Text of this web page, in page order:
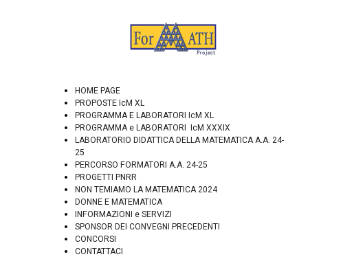
HOME PAGE
PROPOSTE IcM XL
PROGRAMMA E LABORATORI IcM XL
PROGRAMMA e LABORATORI IcM XXXIX
LABORATORIO DIDATTICA DELLA MATEMATICA A.A. 24-
25
PERCORSO FORMATORI A.A. 24-25
PROGETTI PNRR
NON TEMIAMO LA MATEMATICA 2024
DONNE E MATEMATICA
INFORMAZIONI e SERVIZI
SPONSOR DEI CONVEGNI PRECEDENTI
CONCORSI
CONTATTACI